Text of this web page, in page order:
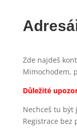
Zde najdeš
Mimochodem,
Důležité
Nechceš tu být
Registrace bez